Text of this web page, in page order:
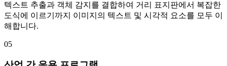
텍스트 추출과 객체 감지를 결합하여 거리 표지판에서 복잡한
도식에 이르기까지 이미지의 텍스트 및 시각적 요소를 모두 이
해합니다.
05